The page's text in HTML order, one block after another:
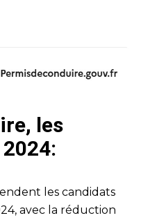
les
les candidats
avec la réduction